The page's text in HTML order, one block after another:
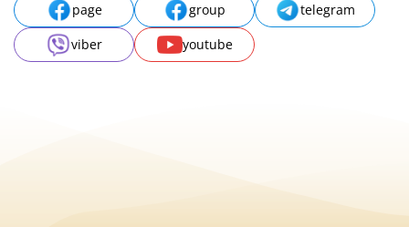
page group
telegram
viber
youtube